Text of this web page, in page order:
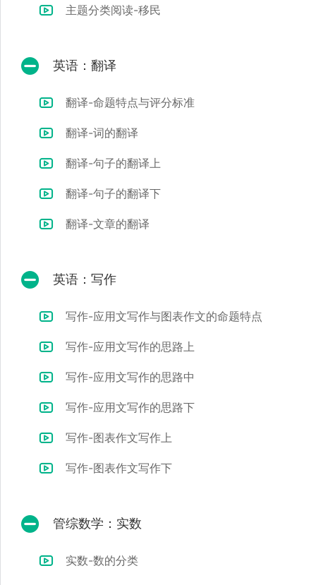
主题分类阅读-移民
英语：翻译
翻译-命题特点与评分标准
翻译-词的翻译
翻译-句子的翻译上
翻译-句子的翻译下
翻译-文章的翻译
英语：写作
写作-应用文写作与图表作文的命题特点
写作-应用文写作的思路上
写作-应用文写作的思路中
写作-应用文写作的思路下
写作-图表作文写作上
写作-图表作文写作下
管综数学：实数
实数-数的分类